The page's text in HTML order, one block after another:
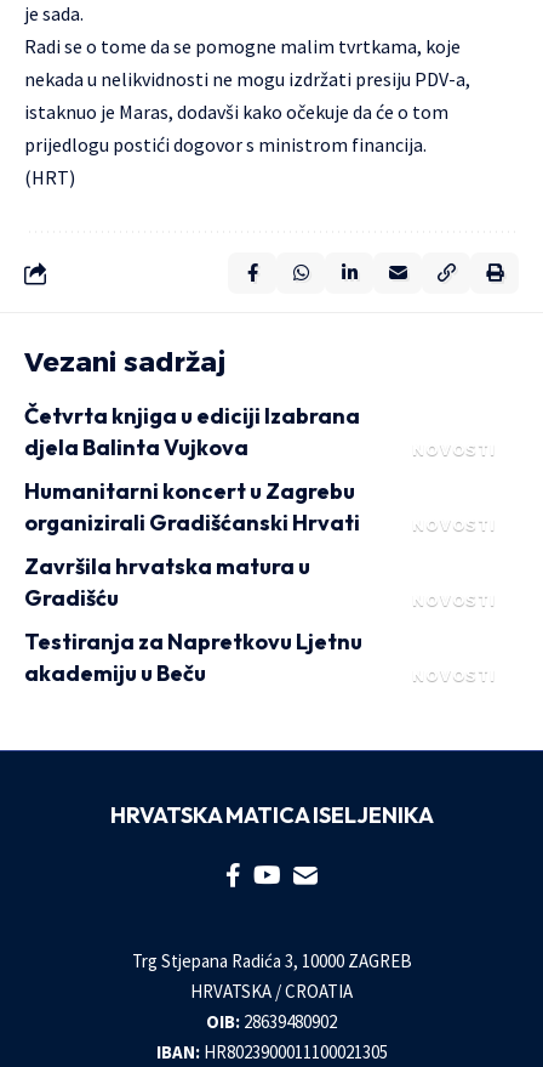
je sada.
Radi se o tome da se pomogne malim tvrtkama, koje
nekada u nelikvidnosti ne mogu izdržati presiju PDV-a,
istaknuo je Maras, dodavši kako očekuje da će o tom
prijedlogu postići dogovor s ministrom financija.
(HRT)
Vezani sadržaj
NOVOSTI
Četvrta knjiga u ediciji Izabrana
djela Balinta Vujkova
NOVOSTI
Humanitarni koncert u Zagrebu
organizirali Gradišćanski Hrvati
NOVOSTI
Završila hrvatska matura u
Gradišću
NOVOSTI
Testiranja za Napretkovu Ljetnu
akademiju u Beču
HRVATSKA MATICA ISELJENIKA
Trg Stjepana Radića 3, 10000 ZAGREB
HRVATSKA / CROATIA
OIB: 28639480902
IBAN: HR8023900011100021305